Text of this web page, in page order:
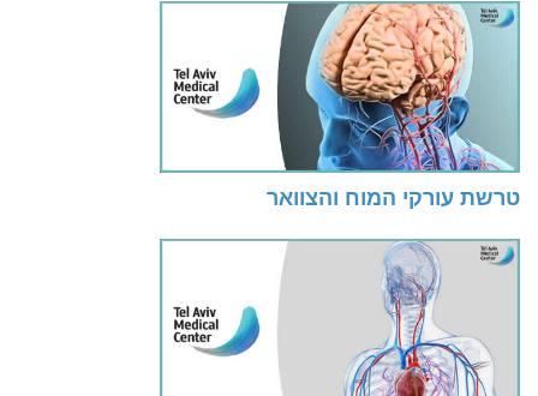
טרשת עורקי המוח והצוואר